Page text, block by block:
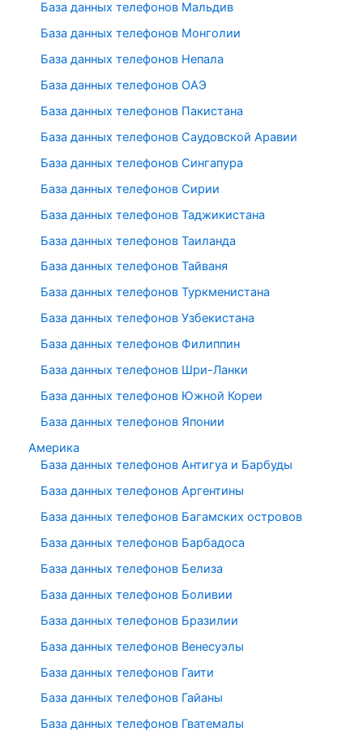
База данных телефонов Мальдив
База данных телефонов Монголии
База данных телефонов Непала
База данных телефонов ОАЭ
База данных телефонов Пакистана
База данных телефонов Саудовской Аравии
База данных телефонов Сингапура
База данных телефонов Сирии
База данных телефонов Таджикистана
База данных телефонов Таиланда
База данных телефонов Тайваня
База данных телефонов Туркменистана
База данных телефонов Узбекистана
База данных телефонов Филиппин
База данных телефонов Шри-Ланки
База данных телефонов Южной Кореи
База данных телефонов Японии
Америка
База данных телефонов Антигуа и Барбуды
База данных телефонов Аргентины
База данных телефонов Багамских островов
База данных телефонов Барбадоса
База данных телефонов Белиза
База данных телефонов Боливии
База данных телефонов Бразилии
База данных телефонов Венесуэлы
База данных телефонов Гаити
База данных телефонов Гайаны
База данных телефонов Гватемалы